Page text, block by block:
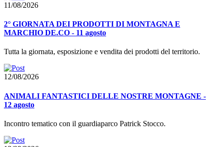
11/08/2026
2° GIORNATA DEI PRODOTTI DI MONTAGNA E
MARCHIO DE.CO - 11 agosto
Tutta la giornata, esposizione e vendita dei prodotti del territorio.
12/08/2026
ANIMALI FANTASTICI DELLE NOSTRE MONTAGNE -
12 agosto
Incontro tematico con il guardiaparco Patrick Stocco.